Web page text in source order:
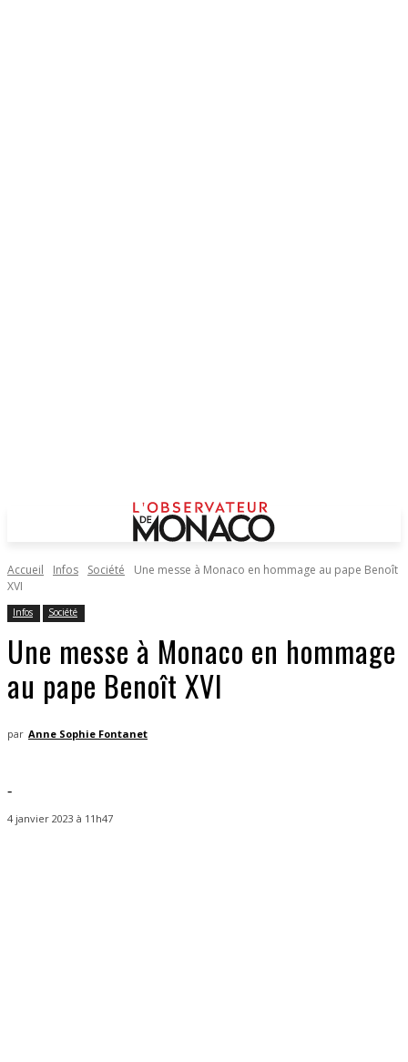
Accueil Infos Société
Une messe à Monaco en hommage au pape Benoît
XVI
Infos Société
Une messe à Monaco en hommage
au pape Benoît XVI
par Anne Sophie Fontanet
-
4 janvier 2023 à 11h47